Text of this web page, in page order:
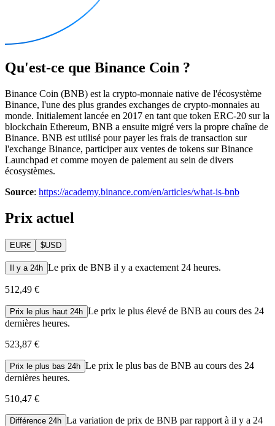
Qu'est-ce que Binance Coin ?
Binance Coin (BNB) est la crypto-monnaie native de l'écosystème
Binance, l'une des plus grandes exchanges de crypto-monnaies au
monde. Initialement lancée en 2017 en tant que token ERC-20 sur la
blockchain Ethereum, BNB a ensuite migré vers la propre chaîne de
Binance. BNB est utilisé pour payer les frais de transaction sur
l'exchange Binance, participer aux ventes de tokens sur Binance
Launchpad et comme moyen de paiement au sein de divers
écosystèmes.
Source: https://academy.binance.com/en/articles/what-is-bnb
Prix actuel
EUR€ $USD
Il y a 24h Le prix de BNB il y a exactement 24 heures.
512,49 €
Prix le plus haut 24h Le prix le plus élevé de BNB au cours des 24
dernières heures.
523,87 €
Prix le plus bas 24h Le prix le plus bas de BNB au cours des 24
dernières heures.
510,47 €
Différence 24h La variation de prix de BNB par rapport à il y a 24